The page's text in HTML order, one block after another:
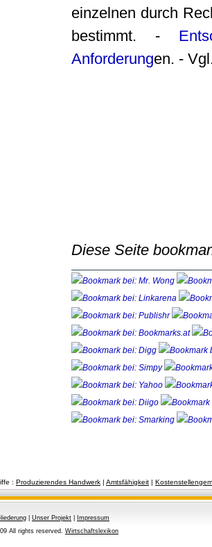
einzelnen durch
bestimmt. -
Anforderungen. -
Diese Seite
: Produzierendes Handwerk | Amtsfähigkeit |
Unser Projekt
Impressum
All rights reserved. Wirtschaftslexikon